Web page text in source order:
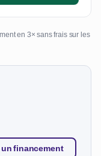
en 3× sans frais sur les
un financement